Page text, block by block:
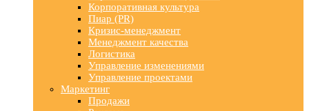
Корпоративная культура
Пиар (PR)
Кризис-менеджмент
Менеджмент качества
Логистика
Управление изменениями
Управление проектами
Маркетинг
Продажи